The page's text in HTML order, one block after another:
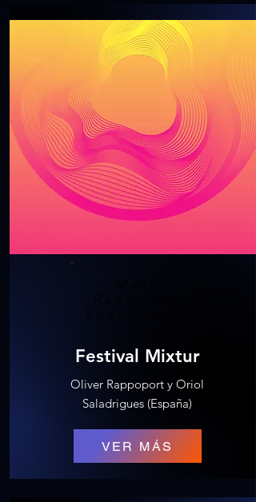
Round table
Festival Mixtur
Oliver Rappoport y Oriol
Saladrigues (España)
VER MÁS